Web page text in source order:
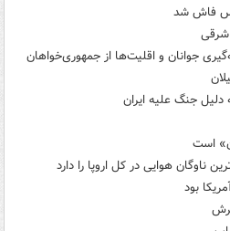
شرقی
جوانان و اقلیت‌ها از جمهوری‌خواهان
جنگ علیه ایران
است
ناوگان هوایی در کل اروپا را دارد
بود